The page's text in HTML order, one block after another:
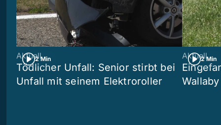
2 Min
Aktuell
Tödlicher Unfall: Senior stirbt bei
Unfall mit seinem Elektroroller
2 Min
Aktuell